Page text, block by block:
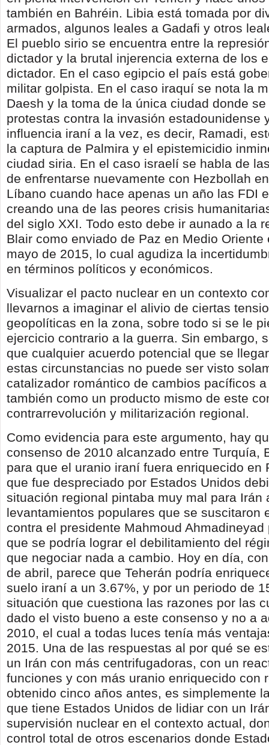
también en Bahréin. Libia está tomada por
armados, algunos leales a Gadafi y otros
El pueblo sirio se encuentra entre la
dictador y la brutal injerencia externa de los
dictador. En el caso egipcio el país está
militar golpista. En el caso iraquí se nota la
Daesh y la toma de la única ciudad donde
protestas contra la invasión estadounidense
influencia iraní a la vez, es decir, Ramadi,
la captura de Palmira y el epistemicidio
ciudad siria. En el caso israelí se habla de
de enfrentarse nuevamente con Hezbollah
Líbano cuando hace apenas un año las FDI
creando una de las peores crisis
del siglo XXI. Todo esto debe ir aunado a la
Blair como enviado de Paz en Medio Oriente
mayo de 2015, lo cual agudiza la
en términos políticos y económicos.
Visualizar el pacto nuclear en un contexto
llevarnos a imaginar el alivio de ciertas
geopolíticas en la zona, sobre todo si se le
ejercicio contrario a la guerra. Sin embargo,
que cualquier acuerdo potencial que se
estas circunstancias no puede ser visto
catalizador romántico de cambios pacíficos
también como un producto mismo de este
contrarrevolución y militarización regional.
Como evidencia para este argumento, hay
consenso de 2010 alcanzado entre Turquía,
para que el uranio iraní fuera enriquecido en
que fue despreciado por Estados Unidos
situación regional pintaba muy mal para Irán
levantamientos populares que se suscitaron
contra el presidente Mahmoud
que se podría lograr el debilitamiento del
que negociar nada a cambio. Hoy en día,
de abril, parece que Teherán podría
suelo iraní a un 3.67%, y por un periodo de
situación que cuestiona las razones por las
dado el visto bueno a este consenso y no a
2010, el cual a todas luces tenía más
2015. Una de las respuestas al por qué se
un Irán con más centrifugadoras, con un
funciones y con más uranio enriquecido con
obtenido cinco años antes, es simplemente
que tiene Estados Unidos de lidiar con un
supervisión nuclear en el contexto actual,
control total de otros escenarios donde